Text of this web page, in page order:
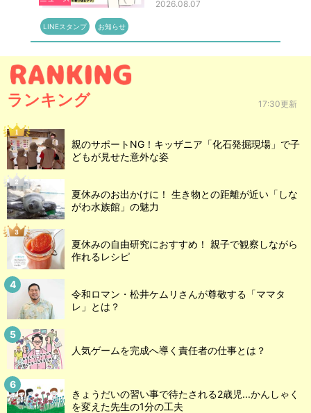
2026.08.07
LINEスタンプ お知らせ
ランキング 17:30更新
親のサポートNG！キッザニア「化石発掘現場」で子
どもが見せた意外な姿
夏休みのお出かけに！ 生き物との距離が近い「しな
がわ水族館」の魅力
夏休みの自由研究におすすめ！ 親子で観察しながら
作れるレシピ
令和ロマン・松井ケムリさんが尊敬する「ママタ
レ」とは？
人気ゲームを完成へ導く責任者の仕事とは？
きょうだいの習い事で待たされる2歳児...かんしゃく
を変えた先生の1分の工夫